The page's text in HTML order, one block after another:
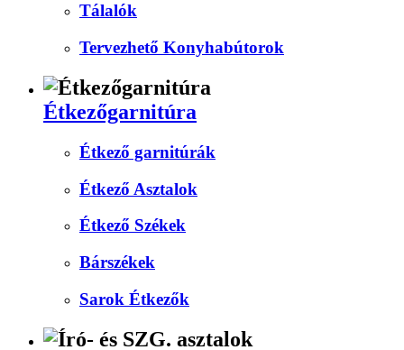
Tálalók
Tervezhető Konyhabútorok
Étkezőgarnitúra
Étkező garnitúrák
Étkező Asztalok
Étkező Székek
Bárszékek
Sarok Étkezők